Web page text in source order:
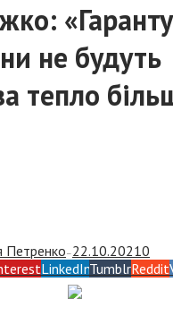
не будуть
тепло
Петренко — 22.10.20210
LinkedInTumblrReddit